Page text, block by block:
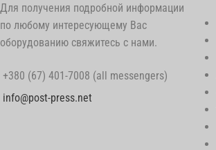
Для получения подробной информации
по любому интересующему Вас
оборудованию свяжитесь с нами.
+380 (67) 401-7008 (all messengers)
info@post-press.net